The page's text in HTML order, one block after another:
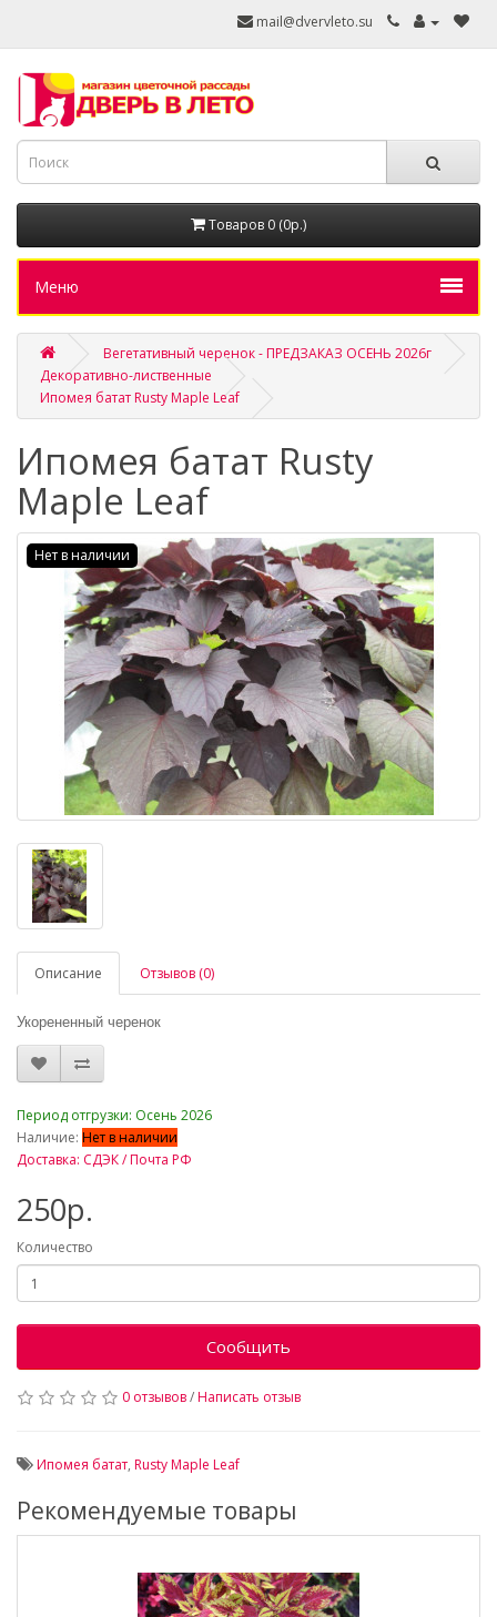
mail@dvervleto.su
Товаров 0 (0р.)
Меню
Вегетативный черенок - ПРЕДЗАКАЗ ОСЕНЬ 2026г
Декоративно-лиственные
Ипомея батат Rusty Maple Leaf
Ипомея батат Rusty
Maple Leaf
Нет в наличии
Описание Отзывов (0)
Укорененный черенок
Период отгрузки: Осень 2026
Наличие: Нет в наличии
Доставка: СДЭК / Почта РФ
250р.
Количество
Сообщить
0 отзывов/Написать отзыв
Ипомея батат, Rusty Maple Leaf
Рекомендуемые товары